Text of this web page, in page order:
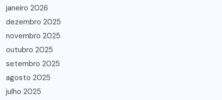
janeiro 2026
dezembro 2025
novembro 2025
outubro 2025
setembro 2025
agosto 2025
julho 2025